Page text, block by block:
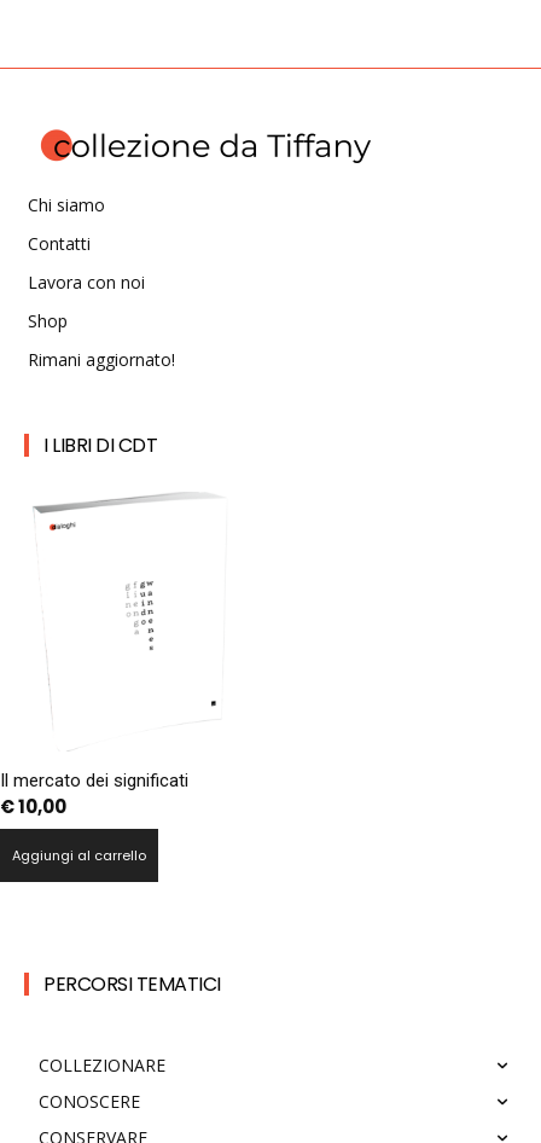
Chi siamo
Contatti
Lavora con noi
Shop
Rimani aggiornato!
I LIBRI DI CDT
Il mercato dei significati
€10,00
Aggiungi al carrello
PERCORSI TEMATICI
COLLEZIONARE
CONOSCERE
CONSERVARE